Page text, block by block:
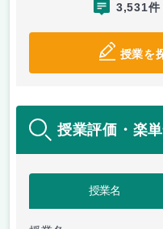
3,531件
授業を
授業評価・楽
授業名